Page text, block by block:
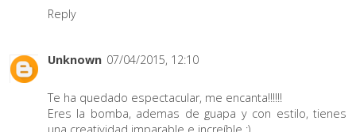
Reply
Unknown 07/04/2015, 12:10
Te ha quedado espectacular, me encanta!!!!!!
Eres la bomba, ademas de guapa y con estilo, tienes